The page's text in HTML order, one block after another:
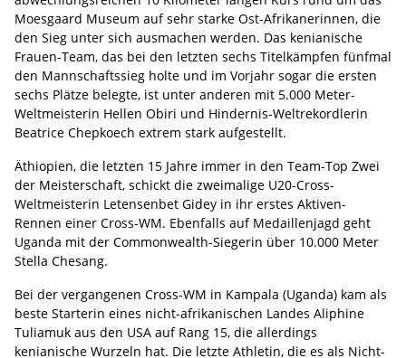
Moesgaard Museum auf sehr starke Ost-Afrikanerinnen, die
den Sieg unter sich ausmachen werden. Das kenianische
Frauen-Team, das bei den letzten sechs Titelkämpfen fünfmal
den Mannschaftssieg holte und im Vorjahr sogar die ersten
sechs Plätze belegte, ist unter anderen mit 5.000 Meter-
Weltmeisterin Hellen Obiri und Hindernis-Weltrekordlerin
Beatrice Chepkoech extrem stark aufgestellt.
Äthiopien, die letzten 15 Jahre immer in den Team-Top Zwei
der Meisterschaft, schickt die zweimalige U20-Cross-
Weltmeisterin Letensenbet Gidey in ihr erstes Aktiven-
Rennen einer Cross-WM. Ebenfalls auf Medaillenjagd geht
Uganda mit der Commonwealth-Siegerin über 10.000 Meter
Stella Chesang.
Bei der vergangenen Cross-WM in Kampala (Uganda) kam als
beste Starterin eines nicht-afrikanischen Landes Aliphine
Tuliamuk aus den USA auf Rang 15, die allerdings
kenianische Wurzeln hat. Die letzte Athletin, die es als Nicht-